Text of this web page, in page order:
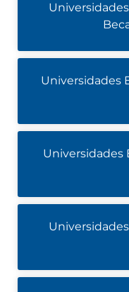
Universidades
Universidades